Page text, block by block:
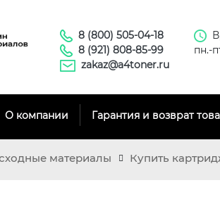
8 (800) 505-04-18
8 (921) 808-85-99
zakaz@a4toner.ru
пн.-
О компании Гарантия и возврат
материалы Купить